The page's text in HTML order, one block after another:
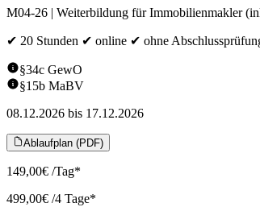
M04-26 | Weiterbildung für Immobilienmakler
✔ 20 Stunden ✔ online ✔ ohne
§34c GewO
§15b MaBV
08.12.2026 bis 17.12.2026
Ablaufplan (PDF)
149,00€ /Tag*
499,00€ /4 Tage*